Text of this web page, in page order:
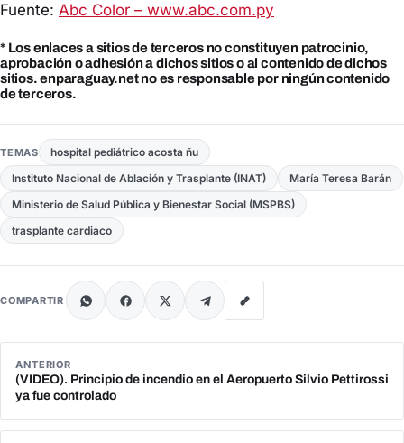
Fuente: Abc Color – www.abc.com.py
* Los enlaces a sitios de terceros no constituyen patrocinio,
aprobación o adhesión a dichos sitios o al contenido de dichos
sitios. enparaguay.net no es responsable por ningún contenido
de terceros.
TEMAS
hospital pediátrico acosta ñu
Instituto Nacional de Ablación y Trasplante (INAT)
María Teresa Barán
Ministerio de Salud Pública y Bienestar Social (MSPBS)
trasplante cardiaco
COMPARTIR
ANTERIOR
(VIDEO). Principio de incendio en el Aeropuerto Silvio Pettirossi
ya fue controlado